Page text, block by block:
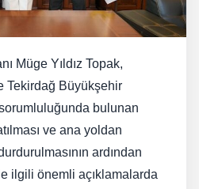
Müge Yıldız Topak,
Tekirdağ Büyükşehir
bulunan
ve ana yoldan
ardından
ilgili önemli açıklamalarda